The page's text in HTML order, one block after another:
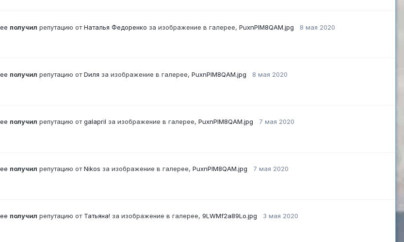
получил репутацию отНаталья Федоренко за изображение в галерее, PuxnPIM8QAM.jpg 8 мая 2020
получил репутацию отDиля за изображение в галерее, PuxnPIM8QAM.jpg 8 мая 2020
получил репутацию отgalapril за изображение в галерее, PuxnPIM8QAM.jpg 7 мая 2020
получил репутацию отNikos за изображение в галерее, PuxnPIM8QAM.jpg 7 мая 2020
получил репутацию от Татьяна! за изображение в галерее, 9LWMf2a89Lo.jpg 3 мая 2020